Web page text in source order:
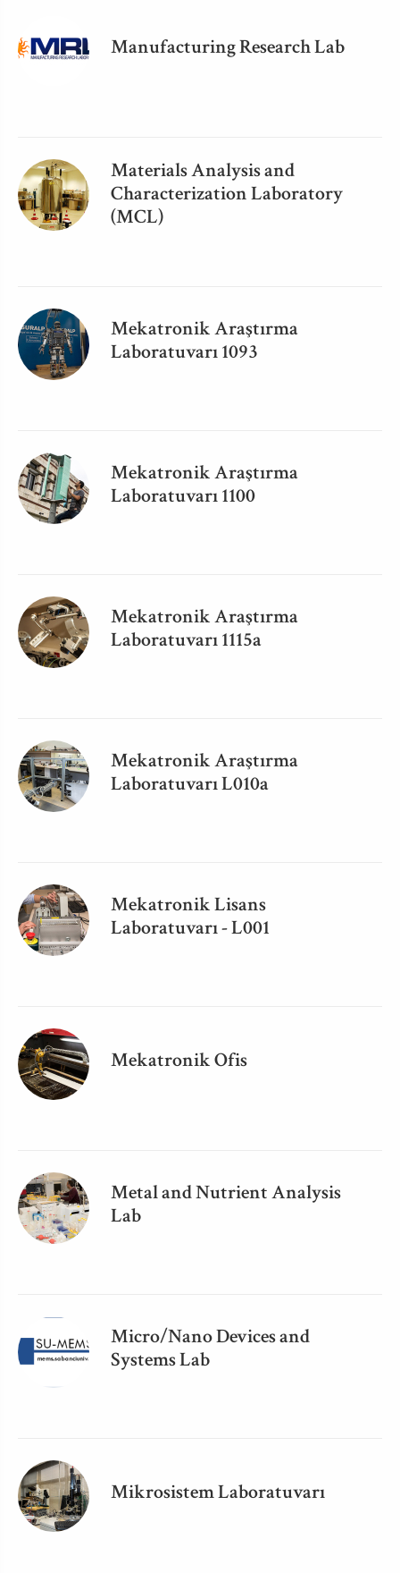
Manufacturing Research Lab
Materials Analysis and
Characterization Laboratory
(MCL)
Mekatronik Araştırma
Laboratuvarı 1093
Mekatronik Araştırma
Laboratuvarı 1100
Mekatronik Araştırma
Laboratuvarı 1115a
Mekatronik Araştırma
Laboratuvarı L010a
Mekatronik Lisans
Laboratuvarı - L001
Mekatronik Ofis
Metal and Nutrient Analysis
Lab
Micro/Nano Devices and
Systems Lab
Mikrosistem Laboratuvarı